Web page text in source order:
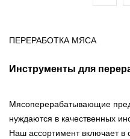
ПЕРЕРАБОТКА МЯСА
Инструменты для
Мясоперерабатывающие
нуждаются в качественных
Наш ассортимент включает в